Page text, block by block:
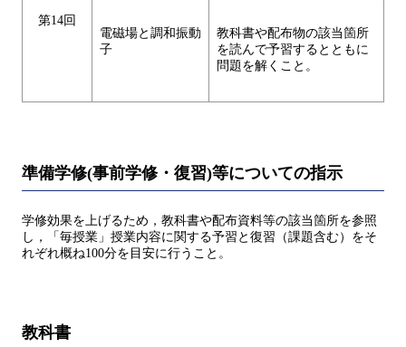
第14回
電磁場と調和振動
子
教科書や配布物の該当箇所
を読んで予習するとともに
問題を解くこと。
準備学修(事前学修・復習)等についての指示
学修効果を上げるため，教科書や配布資料等の該当箇所を参照
し，「毎授業」授業内容に関する予習と復習（課題含む）をそ
れぞれ概ね100分を目安に行うこと。
教科書